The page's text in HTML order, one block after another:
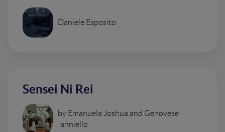
Daniele Esposito
Sensei Ni Rei
by Emanuela Joshua and Genovese
Ianniello